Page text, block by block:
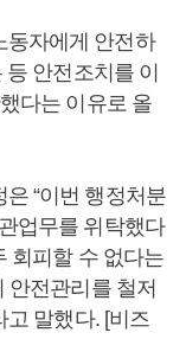
동자에게 안전하
안전조치를 이
다는 이유로 올
“이번 행정처분
업무를 위탁했다
회피할 수 없다는
안전관리를 철저
고 말했다. [비즈